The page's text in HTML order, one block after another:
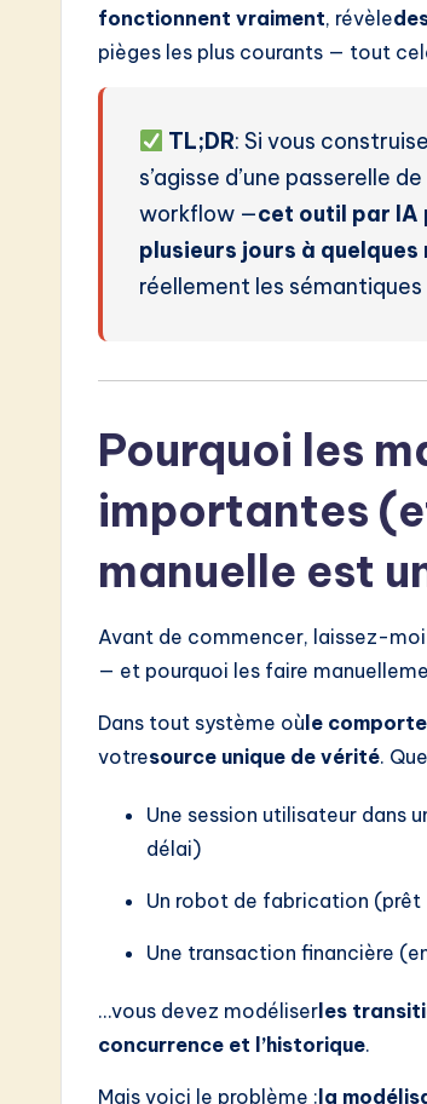
fonctionnent vraiment, révèle
pièges les plus courants — tout
TL;DR: Si vous
s’agisse d’une passerelle
workflow —cet outil par IA
plusieurs jours à quelques
réellement les sémantiques
Pourquoi les
importantes
manuelle est
Avant de commencer, laissez-
— et pourquoi les faire
Dans tout système oùle
votresource unique de vérité.
Une session utilisateur
délai)
Un robot de fabrication
Une transaction financière
…vous devez modéliserles
concurrence et l’historique.
Mais voici le problème :la